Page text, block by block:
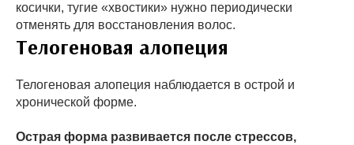
косички, тугие «хвостики» нужно периодически
отменять для восстановления волос.
Телогеновая алопеция
Телогеновая алопеция наблюдается в острой и
хронической форме.
Острая форма развивается после стрессов,